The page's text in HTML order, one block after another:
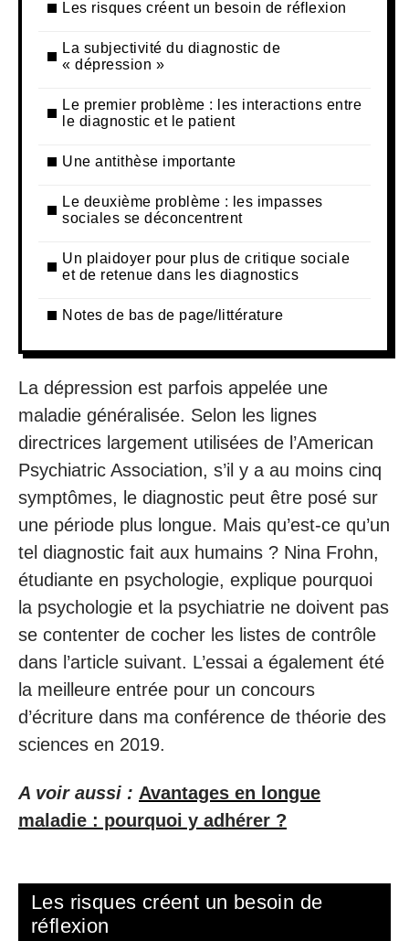
Les risques créent un besoin de réflexion
La subjectivité du diagnostic de
« dépression »
Le premier problème : les interactions entre
le diagnostic et le patient
Une antithèse importante
Le deuxième problème : les impasses
sociales se déconcentrent
Un plaidoyer pour plus de critique sociale
et de retenue dans les diagnostics
Notes de bas de page/littérature
La dépression est parfois appelée une
maladie généralisée. Selon les lignes
directrices largement utilisées de l’American
Psychiatric Association, s’il y a au moins cinq
symptômes, le diagnostic peut être posé sur
une période plus longue. Mais qu’est-ce qu’un
tel diagnostic fait aux humains ? Nina Frohn,
étudiante en psychologie, explique pourquoi
la psychologie et la psychiatrie ne doivent pas
se contenter de cocher les listes de contrôle
dans l’article suivant. L’essai a également été
la meilleure entrée pour un concours
d’écriture dans ma conférence de théorie des
sciences en 2019.
A voir aussi : Avantages en longue
maladie : pourquoi y adhérer ?
Les risques créent un besoin de
réflexion